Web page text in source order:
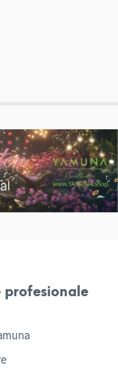
profesionale